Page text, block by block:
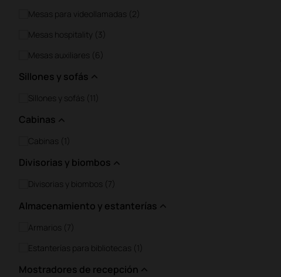
Mesas para videollamadas (2)
Mesas hospitality (3)
Mesas auxiliares (6)
Sillones y sofás
Sillones y sofás (11)
Cabinas
Cabinas (1)
Divisorias y biombos
Divisorias y biombos (7)
Almacenamiento y estanterías
Armarios (7)
Estanterías para bibliotecas (1)
Mostradores de recepción